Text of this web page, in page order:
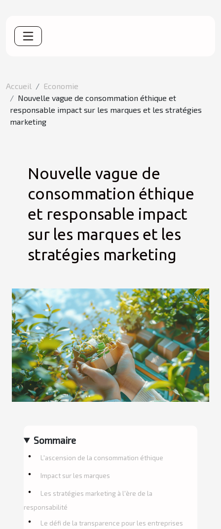
Accueil
Economie
Nouvelle vague de consommation éthique et
responsable impact sur les marques et les stratégies
marketing
Nouvelle vague de
consommation éthique
et responsable impact
sur les marques et les
stratégies marketing
Sommaire
L'ascension de la consommation éthique
Impact sur les marques
Les stratégies marketing à l'ère de la
responsabilité
Le défi de la transparence pour les entreprises